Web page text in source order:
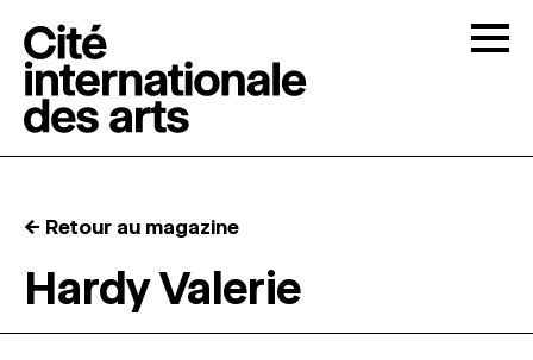
RÉSIDENCES ↓
← Retour au magazine
Hardy Valerie